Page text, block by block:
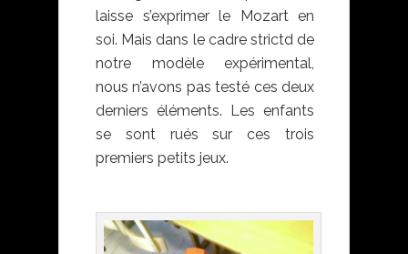
laisse s’exprimer le Mozart en
soi. Mais dans le cadre strictd de
notre modèle expérimental,
nous n’avons pas testé ces deux
derniers éléments. Les enfants
se sont rués sur ces trois
premiers petits jeux.